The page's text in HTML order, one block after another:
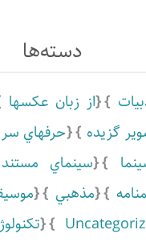
دسته‌ها
از زبان عکسها
گزیده حرفهاي
سينماي مستند
مذهبي